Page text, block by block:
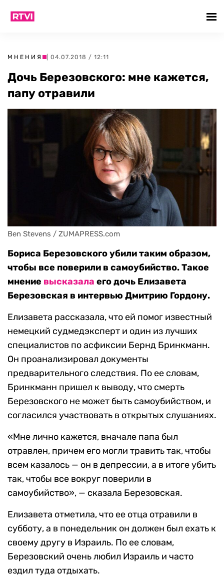
МНЕНИЯ | 04.07.2018 / 12:11
Дочь Березовского: мне кажется,
папу отравили
Ben Stevens / ZUMAPRESS.com
Бориса Березовского убили таким образом,
чтобы все поверили в самоубийство. Такое
мнение высказала его дочь Елизавета
Березовская в интервью Дмитрию Гордону.
Елизавета рассказала, что ей помог известный
немецкий судмедэксперт и один из лучших
специалистов по асфиксии Бернд Бринкманн.
Он проанализировал документы
предварительного следствия. По ее словам,
Бринкманн пришел к выводу, что смерть
Березовского не может быть самоубийством, и
согласился участвовать в открытых слушаниях.
«Мне лично кажется, вначале папа был
отравлен, причем его могли травить так, чтобы
всем казалось — он в депрессии, а в итоге убить
так, чтобы все вокруг поверили в
самоубийство», — сказала Березовская.
Елизавета отметила, что ее отца отравили в
субботу, а в понедельник он должен был ехать к
своему другу в Израиль. По ее словам,
Березовский очень любил Израиль и часто
ездил туда отдыхать.